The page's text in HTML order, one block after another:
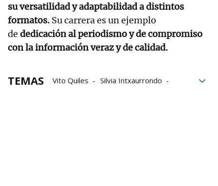
su versatilidad y adaptabilidad a distintos
formatos. Su carrera es un ejemplo
de dedicación al periodismo y de compromiso
con la información veraz y de calidad.
TEMAS Vito Quiles
Silvia Intxaurrondo